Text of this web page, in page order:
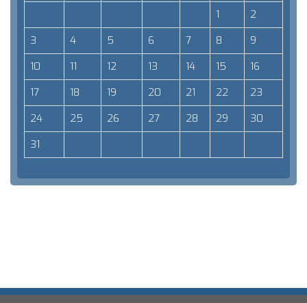
1
2
3
4 5 6 7 8
9
10
11 12 13 14 15
16
17
18 19 20 21 22
23
24
25 26 27 28 29
30
31